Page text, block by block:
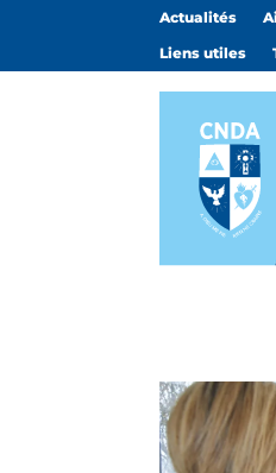
Actualités
Liens utiles